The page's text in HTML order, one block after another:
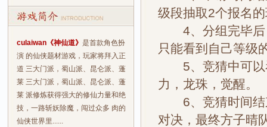
culaiwan《神仙道》 是首款角色扮
演 的仙侠题材游戏，玩家将拜入正
道 三大门派，蜀山派、昆仑派、蓬
莱 三大门派，蜀山派、昆仑派、蓬
莱 派修炼获得强大的修仙力量和绝
技，一路斩妖除魔，闯过众多 肉的
仙侠世界里......
级段抽取2个报名
4、分组完毕后
只能看到自己等级
5、竞猜中可以
力，龙珠，觉醒。
6、竞猜时间结
对决，最终方子晴